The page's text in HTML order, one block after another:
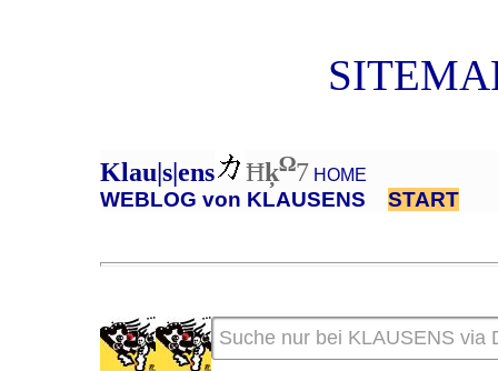
Klau|s|ens ĦķΩ7 HOME
WEBLOG von KLAUSENS START